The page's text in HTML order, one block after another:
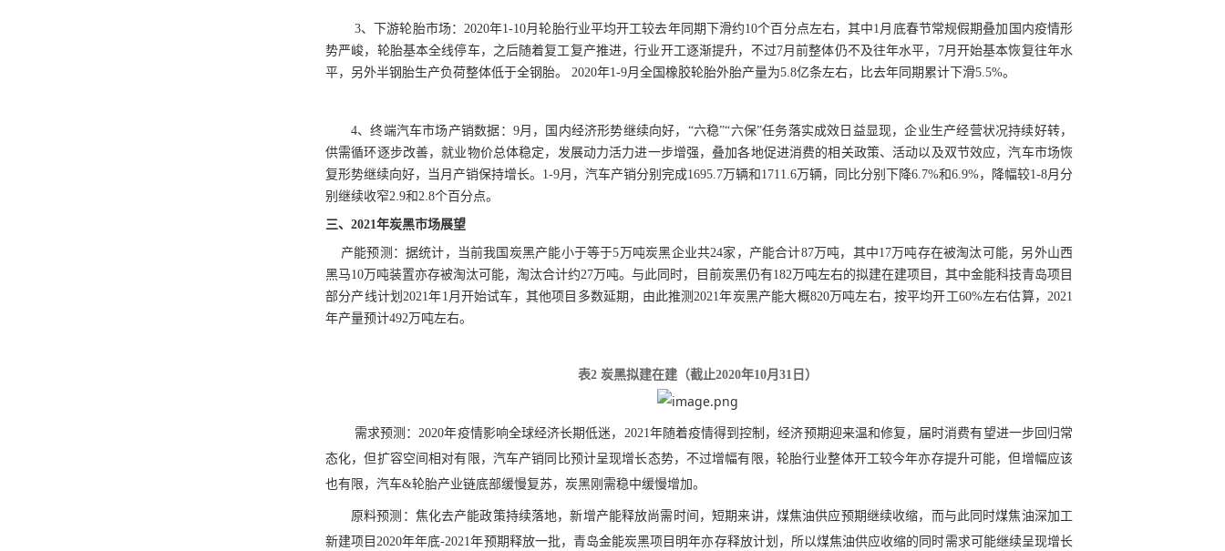
3、下游轮胎市场：2020年1-10月轮胎行业平均开工较去年同期下滑约10个百分点左右，其中1月底春节常规假期叠加国内疫情形
势严峻，轮胎基本全线停车，之后随着复工复产推进，行业开工逐渐提升，不过7月前整体仍不及往年水平，7月开始基本恢复往年水
平，另外半钢胎生产负荷整体低于全钢胎。 2020年1-9月全国橡胶轮胎外胎产量为5.8亿条左右，比去年同期累计下滑5.5%。
4、终端汽车市场产销数据：9月，国内经济形势继续向好，“六稳”“六保”任务落实成效日益显现，企业生产经营状况持续好转，
供需循环逐步改善，就业物价总体稳定，发展动力活力进一步增强，叠加各地促进消费的相关政策、活动以及双节效应，汽车市场恢
复形势继续向好，当月产销保持增长。1-9月，汽车产销分别完成1695.7万辆和1711.6万辆，同比分别下降6.7%和6.9%，降幅较1-8月分
别继续收窄2.9和2.8个百分点。
三、 2021年炭黑市场展望
产能预测： 据统计，当前我国炭黑产能小于等于5万吨炭黑企业共24家，产能合计87万吨，其中17万吨存在被淘汰可能，另外山西
黑马10万吨装置亦存被淘汰可能，淘汰合计约27万吨。与此同时，目前炭黑仍有182万吨左右的拟建在建项目，其中金能科技青岛项目
部分产线计划2021年1月开始试车，其他项目多数延期，由此推测2021年炭黑产能大概820万吨左右，按平均开工60%左右估算，2021
年产量预计492万吨左右。
表2 炭黑拟建在建（截止2020年10月31日）
需求预测：2020年疫情影响全球经济长期低迷，2021年随着疫情得到控制，经济预期迎来温和修复，届时消费有望进一步回归常
态化，但扩容空间相对有限，汽车产销同比预计呈现增长态势，不过增幅有限，轮胎行业整体开工较今年亦存提升可能，但增幅应该
也有限，汽车&轮胎产业链底部缓慢复苏，炭黑刚需稳中缓慢增加。
原料预测：焦化去产能政策持续落地，新增产能释放尚需时间，短期来讲，煤焦油供应预期继续收缩，而与此同时煤焦油深加工
新建项目2020年年底-2021年预期释放一批，青岛金能炭黑项目明年亦存释放计划，所以煤焦油供应收缩的同时需求可能继续呈现增长